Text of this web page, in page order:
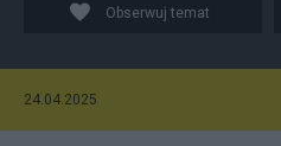
Obserwuj temat
24.04.2025